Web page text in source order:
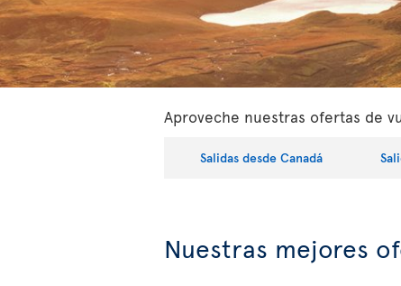
Aproveche nuestras ofertas de
Salidas desde Canadá
Nuestras mejores